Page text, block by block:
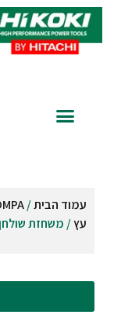
עמוד הבית/
עץ/ משחזת